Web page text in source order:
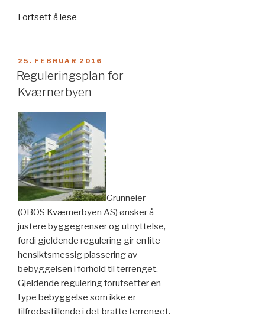
Fortsett å lese
og
transportutvikling
i
PUBLISERT
25. FEBRUAR 2016
Reguleringsplan for
Kværnerbyen
Grunneier
(OBOS Kværnerbyen AS) ønsker å
justere byggegrenser og utnyttelse,
fordi gjeldende regulering gir en lite
hensiktsmessig plassering av
bebyggelsen i forhold til terrenget.
Gjeldende regulering forutsetter en
type bebyggelse som ikke er
tilfredsstillende i det bratte terrenget,